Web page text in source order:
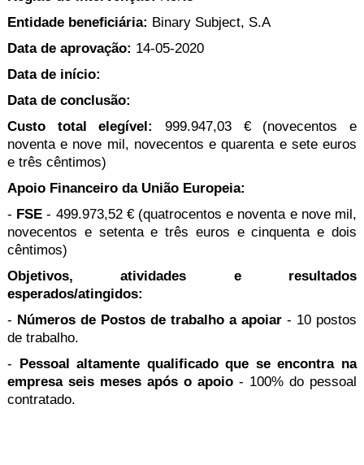
Entidade beneﬁciária: Binary Subject, S.A
Data de aprovação: 14-05-2020
Data de início:
Data de conclusão:
Custo total elegível: 999.947,03 € (novecentos e
noventa e nove mil, novecentos e quarenta e sete euros
e três cêntimos)
Apoio Financeiro da União Europeia:
- FSE - 499.973,52 € (quatrocentos e noventa e nove mil,
novecentos e setenta e três euros e cinquenta e dois
cêntimos)
Objetivos, atividades e resultados
esperados/atingidos:
- Números de Postos de trabalho a apoiar - 10 postos
de trabalho.
-
Pessoal altamente qualificado que se encontra na
empresa seis meses após o apoio - 100% do pessoal
contratado.